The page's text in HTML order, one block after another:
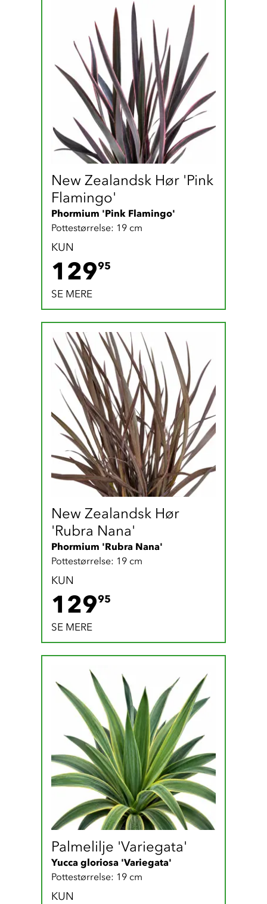
New Zealandsk Hør 'Pink
Flamingo'
Phormium 'Pink Flamingo'
Pottestørrelse: 19 cm
KUN
12995
SE MERE
New Zealandsk Hør
'Rubra Nana'
Phormium 'Rubra Nana'
Pottestørrelse: 19 cm
KUN
12995
SE MERE
Palmelilje 'Variegata'
Yucca gloriosa 'Variegata'
Pottestørrelse: 19 cm
KUN